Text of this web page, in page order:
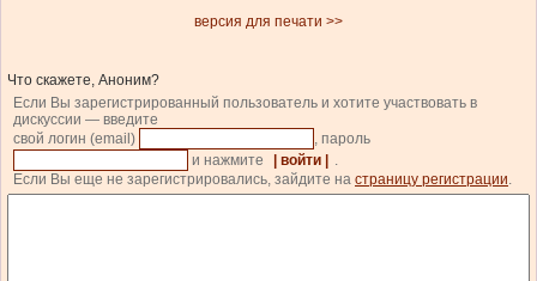
версия для печати >>
Что скажете, Аноним?
Если Вы зарегистрированный пользователь и хотите участвовать в
дискуссии — введите
свой логин (email)
, пароль
и нажмите
| войти |
.
Если Вы еще не зарегистрировались, зайдите на страницу регистрации.